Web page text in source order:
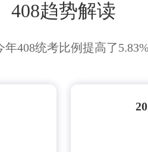
408趋势解读
408统考比例提高了